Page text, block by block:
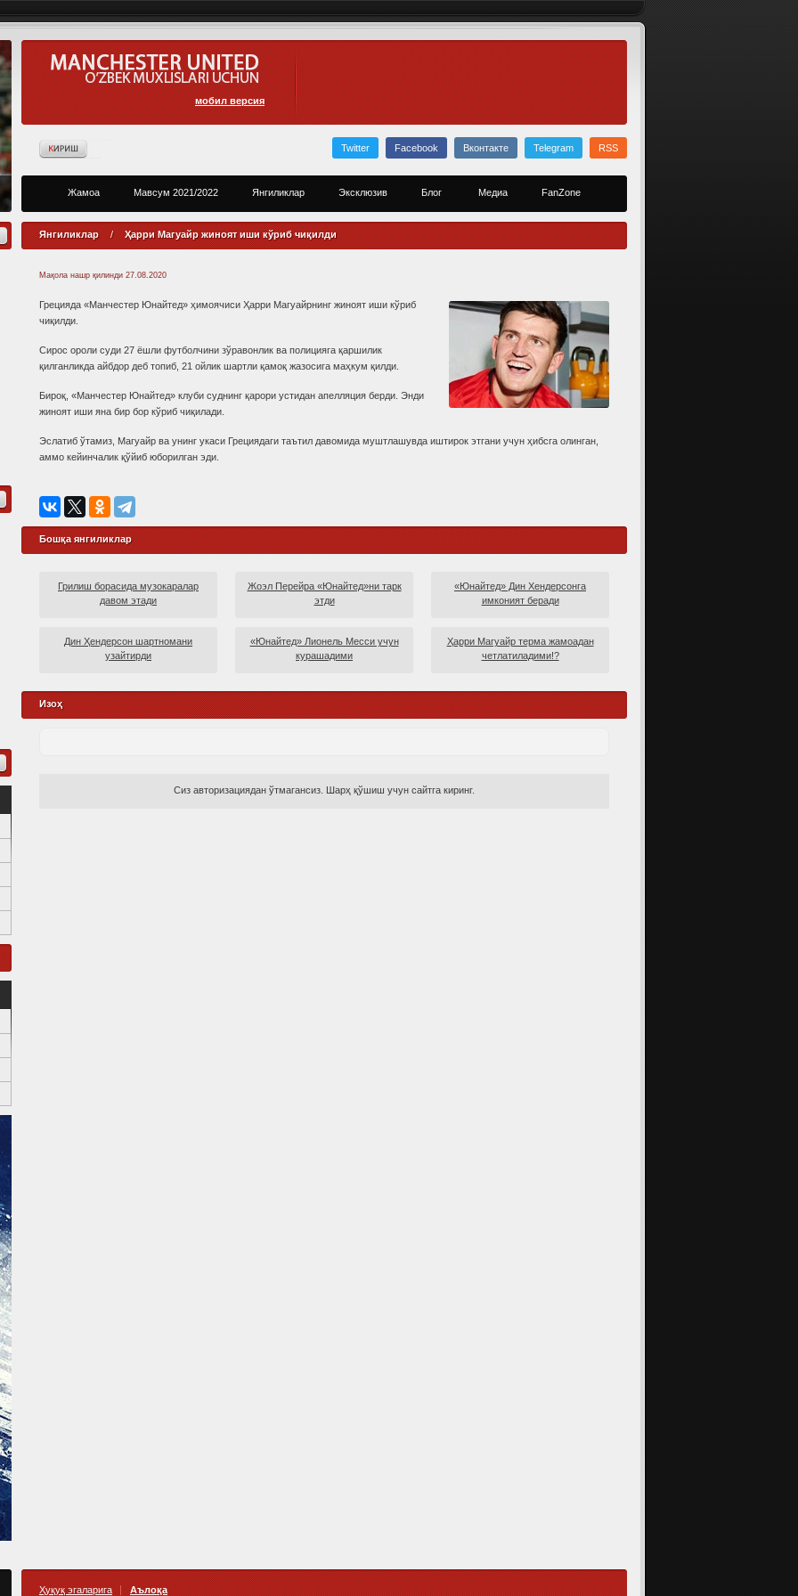
мобил версия
Twitter Facebook Вконтакте Telegram RSS
Жамоа Мавсум 2021/2022 Янгиликлар Эксклюзив Блог Медиа FanZone
Янгиликлар / Ҳарри Магуайр жиноят иши кўриб чиқилди
Мақола нашр қилинди 27.08.2020
Грецияда «Манчестер Юнайтед» ҳимоячиси Ҳарри Магуайрнинг жиноят иши кўриб
чиқилди.
Сирос ороли суди 27 ёшли футболчини зўравонлик ва полицияга қаршилик
қилганликда айбдор деб топиб, 21 ойлик шартли қамоқ жазосига маҳкум қилди.
Бироқ, «Манчестер Юнайтед» клуби суднинг қарори устидан апелляция берди. Энди
жиноят иши яна бир бор кўриб чиқилади.
Эслатиб ўтамиз, Магуайр ва унинг укаси Грециядаги таътил давомида муштлашувда иштирок этгани учун ҳибсга олинган,
аммо кейинчалик қўйиб юборилган эди.
Бошқа янгиликлар
Грилиш борасида музокаралар
давом этади
Жоэл Перейра «Юнайтед»ни тарк
этди
«Юнайтед» Дин Хендерсонга
имконият беради
Дин Ҳендерсон шартномани
узайтирди
«Юнайтед» Лионель Месси учун
курашадими
Ҳарри Магуайр терма жамоадан
четлатиладими!?
Изоҳ
Сиз авторизациядан ўтмагансиз. Шарҳ қўшиш учун сайтга киринг.
Ҳуқуқ эгаларига Аълоқа